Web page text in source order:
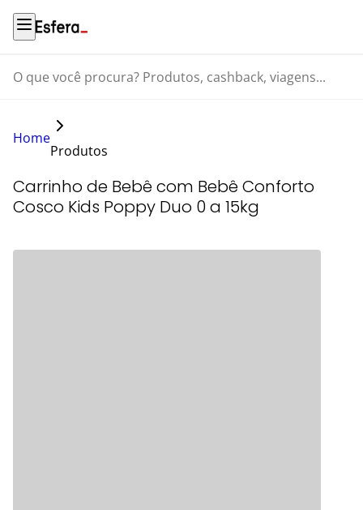
O que você procura? Produtos, cashback, viagens...
Home
Produtos
Carrinho de Bebê com Bebê Conforto
Cosco Kids Poppy Duo 0 a 15kg